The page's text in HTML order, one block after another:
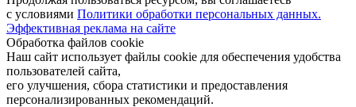
с условиями Политики обработки персональных данных.
Эффективная реклама на сайте
Обработка файлов cookie
Наш сайт использует файлы cookie для обеспечения удобства
пользователей сайта,
его улучшения, сбора статистики и предоставления
персонализированных рекомендаций.